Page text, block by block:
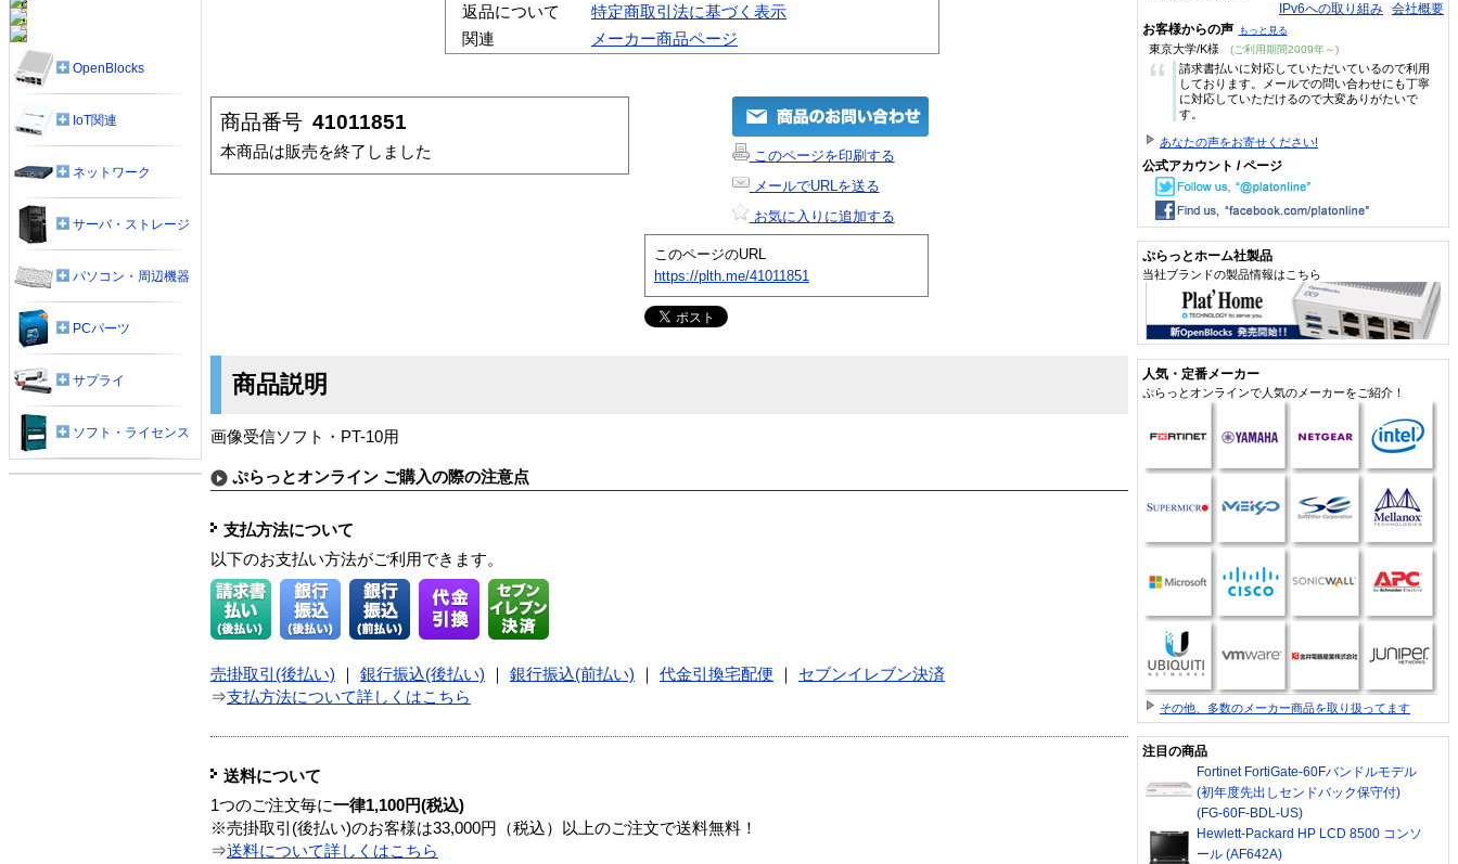
返品について
特定商取引法に基づく表示
関連
メーカー商品ページ
商品番号 41011851
本商品は販売を終了しました
このページを印刷する
メールでURLを送る
お気に入りに追加する
このページのURL
https://plth.me/41011851
商品説明
画像受信ソフト・PT-10用
ぷらっとオンライン ご購入の際の注意点
支払方法について
以下のお支払い方法がご利用できます。
売掛取引(後払い) 銀行振込(後払い) 銀行振込(前払い) 代金引換宅配便
セブンイレブン決済
⇒支払方法について詳しくはこちら
送料について
1つのご注文毎に一律1,100円(税込)
※売掛取引(後払い)のお客様は33,000円（税込）以上のご注文で送料無料！
⇒送料について詳しくはこちら
OpenBlocks
IoT関連
ネットワーク
サーバ・ストレージ
パソコン・周辺機器
PCパーツ
サプライ
ソフト・ライセンス
IPv6への取り組み 会社概要
お客様からの声 もっと見る
東京大学/K様 (ご利用期間2009年～)
“
請求書払いに対応していただいているので利用
しております。メールでの問い合わせにも丁寧
に対応していただけるので大変ありがたいで
す。
あなたの声をお寄せください!
公式アカウント / ページ
ぷらっとホーム社製品
当社ブランドの製品情報はこちら
人気・定番メーカー
ぷらっとオンラインで人気のメーカーをご紹介！
その他、多数のメーカー商品を取り扱ってます
注目の商品
Fortinet FortiGate-60Fバンドルモデル
(初年度先出しセンドバック保守付)
(FG-60F-BDL-US)
Hewlett-Packard HP LCD 8500 コンソ
ール (AF642A)